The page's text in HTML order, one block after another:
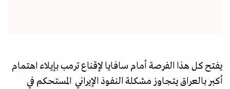
يفتح كل هذا الفرصة أمام سافايا لإقناع ترمب بإيلاء اهتمام
أكبر بالعراق يتجاوز مشكلة النفوذ الإيراني المستحكم في